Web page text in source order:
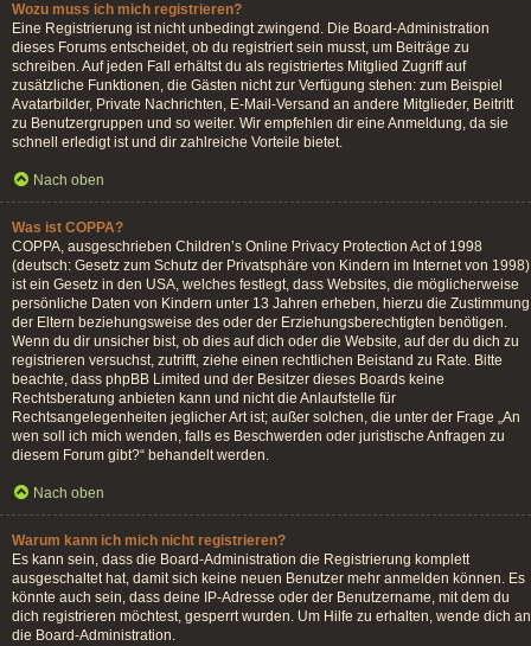
Wozu muss ich mich registrieren?
Eine Registrierung ist nicht unbedingt zwingend. Die Board-Administration
dieses Forums entscheidet, ob du registriert sein musst, um Beiträge zu
schreiben. Auf jeden Fall erhältst du als registriertes Mitglied Zugriff auf
zusätzliche Funktionen, die Gästen nicht zur Verfügung stehen: zum Beispiel
Avatarbilder, Private Nachrichten, E-Mail-Versand an andere Mitglieder, Beitritt
zu Benutzergruppen und so weiter. Wir empfehlen dir eine Anmeldung, da sie
schnell erledigt ist und dir zahlreiche Vorteile bietet.
Nach oben
Was ist COPPA?
COPPA, ausgeschrieben Children’s Online Privacy Protection Act of 1998
(deutsch: Gesetz zum Schutz der Privatsphäre von Kindern im Internet von 1998)
ist ein Gesetz in den USA, welches festlegt, dass Websites, die möglicherweise
persönliche Daten von Kindern unter 13 Jahren erheben, hierzu die Zustimmung
der Eltern beziehungsweise des oder der Erziehungsberechtigten benötigen.
Wenn du dir unsicher bist, ob dies auf dich oder die Website, auf der du dich zu
registrieren versuchst, zutrifft, ziehe einen rechtlichen Beistand zu Rate. Bitte
beachte, dass phpBB Limited und der Besitzer dieses Boards keine
Rechtsberatung anbieten kann und nicht die Anlaufstelle für
Rechtsangelegenheiten jeglicher Art ist; außer solchen, die unter der Frage „An
wen soll ich mich wenden, falls es Beschwerden oder juristische Anfragen zu
diesem Forum gibt?“ behandelt werden.
Nach oben
Warum kann ich mich nicht registrieren?
Es kann sein, dass die Board-Administration die Registrierung komplett
ausgeschaltet hat, damit sich keine neuen Benutzer mehr anmelden können. Es
könnte auch sein, dass deine IP-Adresse oder der Benutzername, mit dem du
dich registrieren möchtest, gesperrt wurden. Um Hilfe zu erhalten, wende dich an
die Board-Administration.